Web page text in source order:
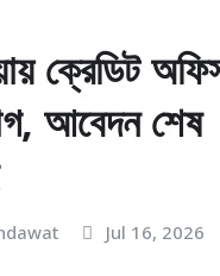
ক্রেডিট
আবেদন শেষ
Jul 16, 2026